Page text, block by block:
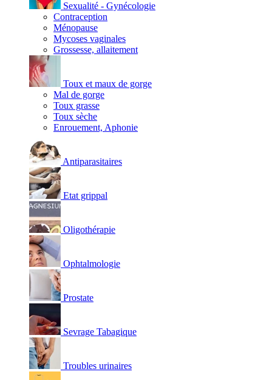
Sexualité - Gynécologie
Contraception
Ménopause
Mycoses vaginales
Grossesse, allaitement
Toux et maux de gorge
Mal de gorge
Toux grasse
Toux sèche
Enrouement, Aphonie
Antiparasitaires
Etat grippal
Oligothérapie
Ophtalmologie
Prostate
Sevrage Tabagique
Troubles urinaires